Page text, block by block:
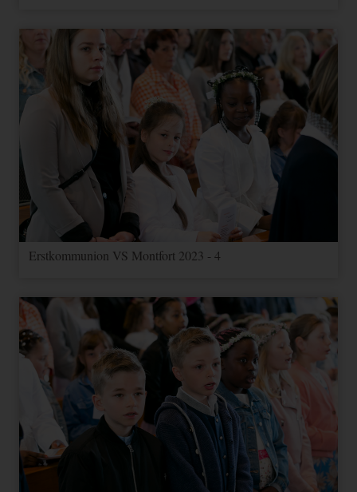
Erstkommunion VS Montfort 2023 - 4